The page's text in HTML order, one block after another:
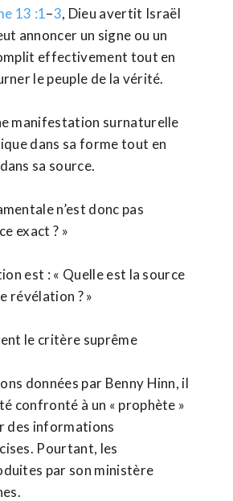
13 :1–3, Dieu avertit Israël
annoncer un signe ou un
effectivement tout en
le peuple de la vérité.
manifestation surnaturelle
dans sa forme tout en
sa source.
n’est donc pas
exact ? »
est : « Quelle est la source
révélation ? »
le critère suprême
données par Benny Hinn, il
confronté à un « prophète »
des informations
Pourtant, les
par son ministère